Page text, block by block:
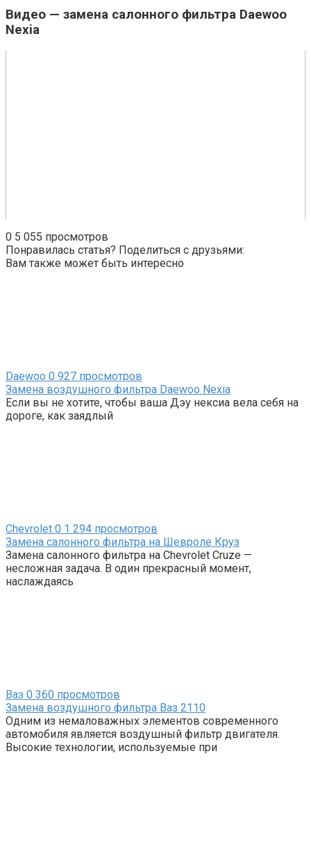
Видео — замена салонного фильтра Daewoo
Nexia
0 5 055 просмотров
Понравилась статья? Поделиться с друзьями:
Вам также может быть интересно
Daewoo 0 927 просмотров
Замена воздушного фильтра Daewoo Nexia
Если вы не хотите, чтобы ваша Дэу нексиа вела себя на
дороге, как заядлый
Chevrolet 0 1 294 просмотров
Замена салонного фильтра на Шевроле Круз
Замена салонного фильтра на Chevrolet Cruze —
несложная задача. В один прекрасный момент,
наслаждаясь
Ваз 0 360 просмотров
Замена воздушного фильтра Ваз 2110
Одним из немаловажных элементов современного
автомобиля является воздушный фильтр двигателя.
Высокие технологии, используемые при